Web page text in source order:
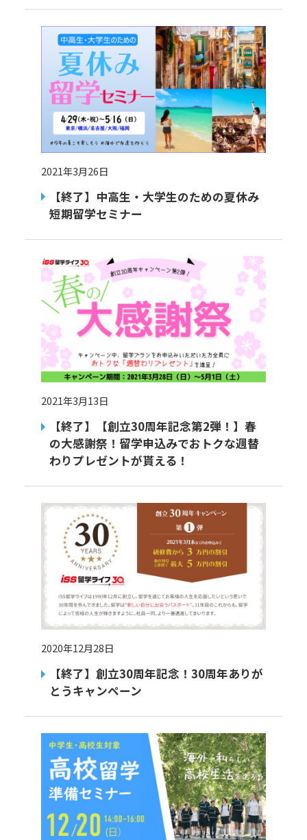
2021年3月26日
【終了】中高生・大学生のための夏休み
短期留学セミナー
2021年3月13日
【終了】【創立30周年記念第2弾！】春
の大感謝祭！留学申込みでおトクな週替
わりプレゼントが貰える！
2020年12月28日
【終了】創立30周年記念！30周年ありが
とうキャンペーン